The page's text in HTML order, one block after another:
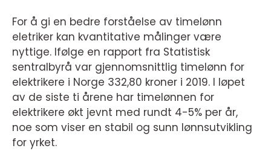
For å gi en bedre forståelse av timelønn
eletriker kan kvantitative målinger være
nyttige. Ifølge en rapport fra Statistisk
sentralbyrå var gjennomsnittlig timelønn for
elektrikere i Norge 332,80 kroner i 2019. I løpet
av de siste ti årene har timelønnen for
elektrikere økt jevnt med rundt 4-5% per år,
noe som viser en stabil og sunn lønnsutvikling
for yrket.